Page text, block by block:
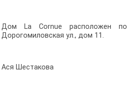
Дом La Cornue расположен по
Дорогомиловская ул., дом 11.
Ася Шестакова